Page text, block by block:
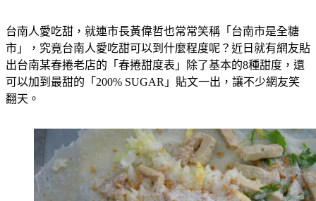
市」，究竟台南人愛吃甜可以到什麼程度呢？近日就有網友貼
出台南某春捲老店的「春捲甜度表」除了基本的8種甜度，還
可以加到最甜的「200% SUGAR」貼文一出，讓不少網友笑
翻天。